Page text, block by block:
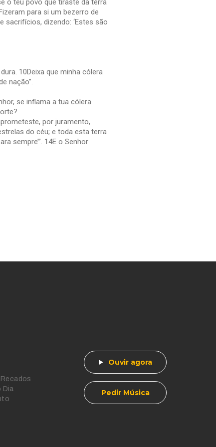
o teu povo que tiraste da terra
para si um bezerro de
sacrifícios, dizendo: ‘Estes são
10Deixa que minha cólera
nação”.
se inflama a tua cólera
por juramento,
do céu; e toda esta terra
sempre’”. 14E o Senhor
Dia
Ouvir agora
Pedir Música